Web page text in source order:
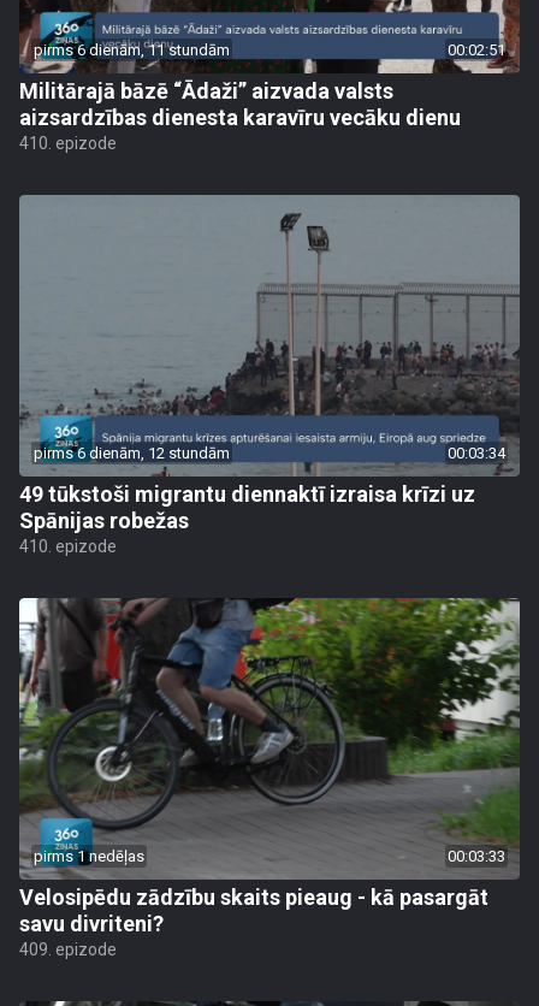
pirms 6 dienām, 11 stundām 00:02:51
Militārajā bāzē “Ādaži” aizvada valsts
aizsardzības dienesta karavīru vecāku dienu
410. epizode
pirms 6 dienām, 12 stundām 00:03:34
49 tūkstoši migrantu diennaktī izraisa krīzi uz
Spānijas robežas
410. epizode
pirms 1 nedēļas 00:03:33
Velosipēdu zādzību skaits pieaug - kā pasargāt
savu divriteni?
409. epizode